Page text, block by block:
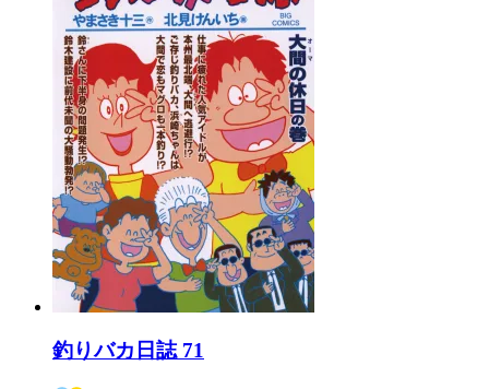
釣りバカ日誌 71